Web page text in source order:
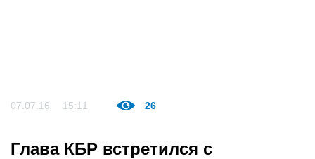
07.07.16 15:11 26
Глава КБР встретился с